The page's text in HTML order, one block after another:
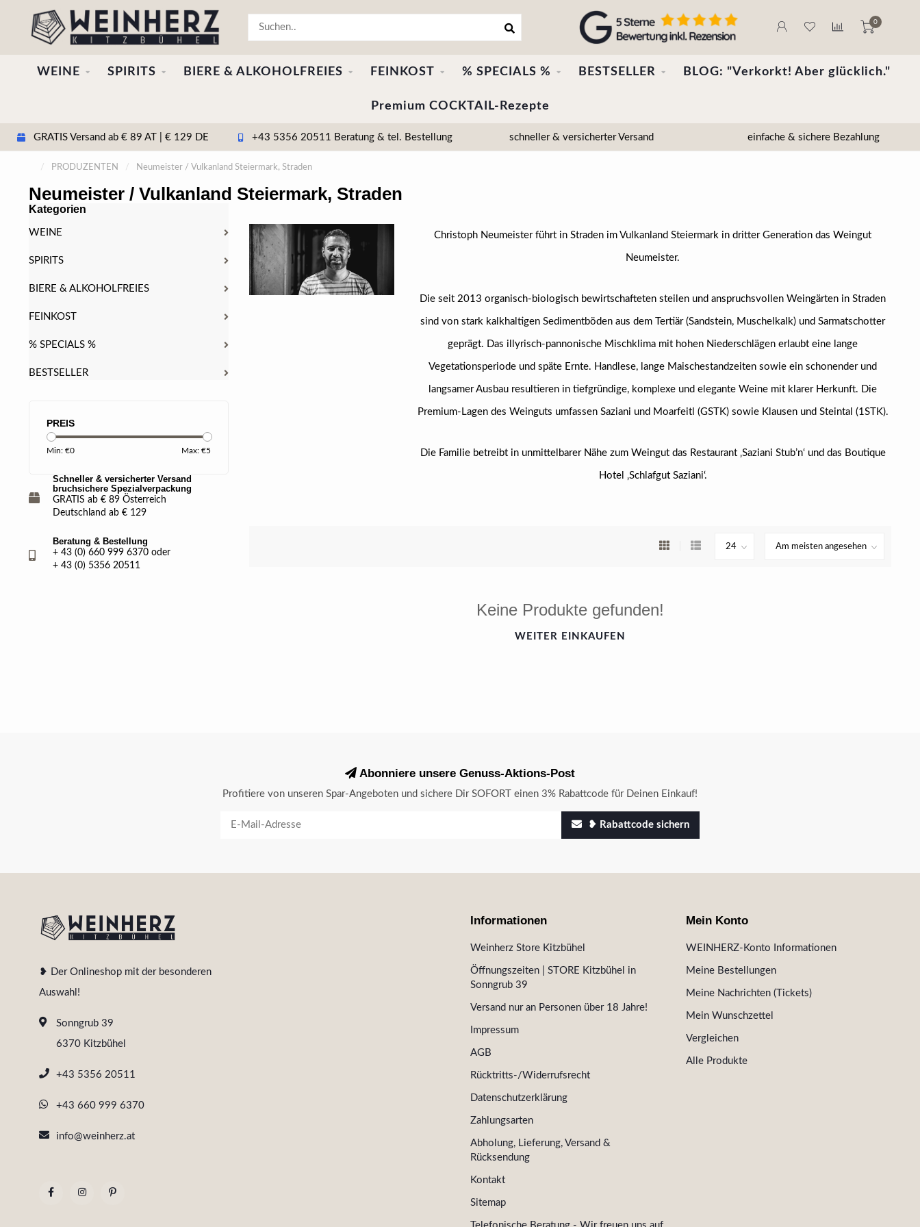
0
WEINE SPIRITS BIERE & ALKOHOLFREIES FEINKOST % SPECIALS % BESTSELLER BLOG: "Verkorkt! Aber glücklich."
Premium COCKTAIL-Rezepte
GRATIS Versand ab € 89 AT | € 129 DE +43 5356 20511 Beratung & tel. Bestellung schneller & versicherter Versand einfache & sichere Bezahlung
/ PRODUZENTEN / Neumeister / Vulkanland Steiermark, Straden
Neumeister / Vulkanland Steiermark, Straden
PREIS
Min: €0 Max: €5
Kategorien
WEINE
SPIRITS
BIERE & ALKOHOLFREIES
FEINKOST
% SPECIALS %
BESTSELLER
Schneller & versicherter Versand
bruchsichere Spezialverpackung
GRATIS ab € 89 Österreich
Deutschland ab € 129
Beratung & Bestellung
+ 43 (0) 660 999 6370 oder
+ 43 (0) 5356 20511
Christoph Neumeister führt in Straden im Vulkanland Steiermark in dritter Generation das Weingut
Neumeister.
Die seit 2013 organisch-biologisch bewirtschafteten steilen und anspruchsvollen Weingärten in Straden
sind von stark kalkhaltigen Sedimentböden aus dem Tertiär (Sandstein, Muschelkalk) und Sarmatschotter
geprägt. Das illyrisch-pannonische Mischklima mit hohen Niederschlägen erlaubt eine lange
Vegetationsperiode und späte Ernte. Handlese, lange Maischestandzeiten sowie ein schonender und
langsamer Ausbau resultieren in tiefgründige, komplexe und elegante Weine mit klarer Herkunft. Die
Premium-Lagen des Weinguts umfassen Saziani und Moarfeitl (GSTK) sowie Klausen und Steintal (1STK).
Die Familie betreibt in unmittelbarer Nähe zum Weingut das Restaurant ‚Saziani Stub’n‘ und das Boutique
Hotel ‚Schlafgut Saziani‘.
Keine Produkte gefunden!
WEITER EINKAUFEN
Abonniere unsere Genuss-Aktions-Post
Profitiere von unseren Spar-Angeboten und sichere Dir SOFORT einen 3% Rabattcode für Deinen Einkauf!
❥ Rabattcode sichern
❥ Der Onlineshop mit der besonderen
Auswahl!
Sonngrub 39
6370 Kitzbühel
+43 5356 20511
+43 660 999 6370
info@weinherz.at
Informationen
Weinherz Store Kitzbühel
Öffnungszeiten | STORE Kitzbühel in
Sonngrub 39
Versand nur an Personen über 18 Jahre!
Impressum
AGB
Rücktritts-/Widerrufsrecht
Datenschutzerklärung
Zahlungsarten
Abholung, Lieferung, Versand &
Rücksendung
Kontakt
Sitemap
Mein Konto
WEINHERZ-Konto Informationen
Meine Bestellungen
Meine Nachrichten (Tickets)
Mein Wunschzettel
Vergleichen
Alle Produkte